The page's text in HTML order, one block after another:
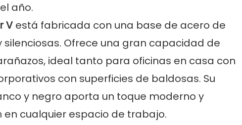
año.
Vestá fabricada con una base de acero de
Ofrece una gran capacidad de
ideal tanto para oficinas en casa con
con superficies de baldosas. Su
y negro aporta un toque moderno y
cualquier espacio de trabajo.